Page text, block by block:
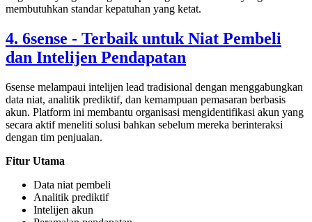
membutuhkan standar kepatuhan yang ketat.
4. 6sense - Terbaik untuk Niat Pembeli
dan Intelijen Pendapatan
6sense melampaui intelijen lead tradisional dengan menggabungkan
data niat, analitik prediktif, dan kemampuan pemasaran berbasis
akun. Platform ini membantu organisasi mengidentifikasi akun yang
secara aktif meneliti solusi bahkan sebelum mereka berinteraksi
dengan tim penjualan.
Fitur Utama
Data niat pembeli
Analitik prediktif
Intelijen akun